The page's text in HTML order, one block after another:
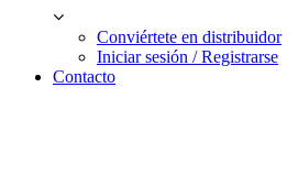
Conviértete en distribuidor
Iniciar sesión / Registrarse
Contacto